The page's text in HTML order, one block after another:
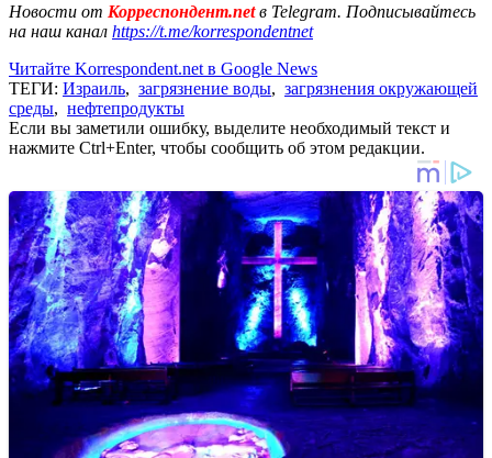
Новости от Корреспондент.netв Telegram. Подписывайтесь
на наш канал https://t.me/korrespondentnet
Читайте Korrespondent.net в Google News
ТЕГИ: Израиль, загрязнение воды, загрязнения окружающей
среды, нефтепродукты
Если вы заметили ошибку, выделите необходимый текст и
нажмите Ctrl+Enter, чтобы сообщить об этом редакции.